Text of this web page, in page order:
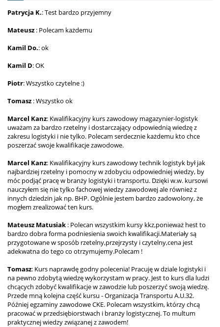
Patrycja K.: Test bardzo przyjemny
Mateusz : Polecam każdemu
Kamil Do.: ok
Kamil D: OK
Piotr: Wszystko czytelne :)
Tomasz : Wszystko ok
Marcel Kanz: Kwalifikacyjny kurs zawodowy magazynier-logistyk
uważam za bardzo rzetelny i dostarczający odpowiednią wiedzę z
zakresu logistyki i nie tylko. Polecam serdecznie każdemu kto chce
poszerzać swoje kwalifikacje zawodowe.
Marcel Kanz: Kwalifikacyjny kurs zawodowy technik logistyk był jak
najbardziej rzetelny i pomocny w zdobyciu odpowiedniej wiedzy, by
móc podjąć pracę w branży logistyki i transportu. Dzięki w.w. kursowi
nauczyłem się nie tylko fachowej wiedzy zawodowej ale również z
innych dziedzin jak np. BHP. Ogólnie jestem bardzo zadowolony, że
mogłem zrealizować ten kurs.
Mateusz Matusiak : Polecan wszystkim kursy kkz,ponieważ hest to
bardzo dobra forma podniesienia swoich kwalifikacji.Materiały są
przygotowane w sposób rzetelny,przejrzysty i czytelny,cena jest
adekwatna do tego co otrzymujemy.Polecam !
Tomasz: Kurs naprawdę godny polecenia! Pracuję w dziale logistyki i
na pewno zdobytą wiedzę wykorzystam w pracy. Jest to kurs dla ludzi
chcących zdobyć kwalifikacje w zawodzie lub poszerzyć swoją wiedzę.
Przede mną kolejna część kursu - Organizacja Transportu A.U.32.
Później egzaminy zawodowe CKE. Polecam wszystkim, którzy chcą
pracować w przedsiębiorstwach i branży logistycznej. To multum
praktycznej wiedzy związanej z zawodem!